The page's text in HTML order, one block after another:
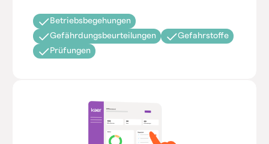
Betriebsbegehungen
Gefährdungsbeurteilungen
Gefahrstoffe
Prüfungen